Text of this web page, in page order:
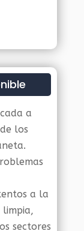
a
los
a la
sectores